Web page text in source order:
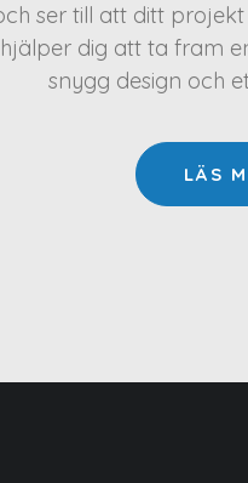
ser till att ditt
dig att ta fram
snygg design och
LÄS